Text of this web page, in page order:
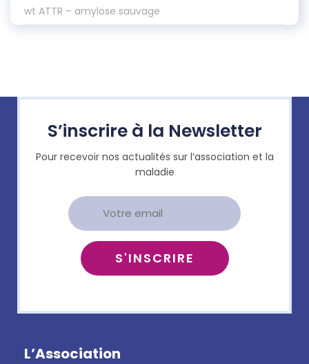
wt ATTR – amylose sauvage
S’inscrire à la Newsletter
Pour recevoir nos actualités sur l’association et la
maladie
L’Association